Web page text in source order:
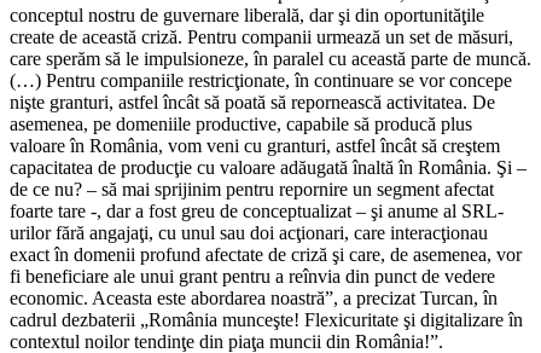
conceptul nostru de guvernare liberală, dar şi din oportunităţile
create de această criză. Pentru companii urmează un set de măsuri,
care sperăm să le impulsioneze, în paralel cu această parte de muncă.
(…) Pentru companiile restricţionate, în continuare se vor concepe
nişte granturi, astfel încât să poată să repornească activitatea. De
asemenea, pe domeniile productive, capabile să producă plus
valoare în România, vom veni cu granturi, astfel încât să creştem
capacitatea de producţie cu valoare adăugată înaltă în România. Şi –
de ce nu? – să mai sprijinim pentru repornire un segment afectat
foarte tare -, dar a fost greu de conceptualizat – şi anume al SRL-
urilor fără angajaţi, cu unul sau doi acţionari, care interacţionau
exact în domenii profund afectate de criză şi care, de asemenea, vor
fi beneficiare ale unui grant pentru a reînvia din punct de vedere
economic. Aceasta este abordarea noastră”, a precizat Turcan, în
cadrul dezbaterii „România munceşte! Flexicuritate şi digitalizare în
contextul noilor tendinţe din piaţa muncii din România!”.